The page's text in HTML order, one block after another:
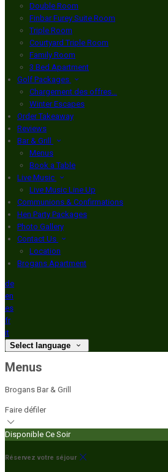
Double Room
Finbar Furey Suite Room
Triple Room
Courtyard Triple Room
Family Room
3 Bed Apartment
Golf Packages
Chargement des offres…
Winter Escapes
Order Takeaway
Reviews
Bar & Grill
Menus
Book a Table
Live Music
Live Music Line Up
Communions & Confirmations
Hen Party Packages
Photo Gallery
Contact Us
Location
Brogans Apartment
de
en
es
fr
it
Select language
Menus
Brogans Bar & Grill
Faire défiler
Disponible Ce Soir
Réservez votre séjour